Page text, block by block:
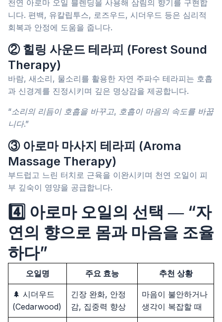
천연 아로마 오일 블렌딩을 사용해 삼림의 향기를 구현합
니다. 편백, 유칼립투스, 로즈우드, 시더우드 등은 심리적
회복과 안정에 도움을 줍니다.
② 힐링 사운드 테라피 (Forest Sound
Therapy)
바람, 새소리, 물소리를 활용한 자연 주파수 테라피는 호흡
과 신경계를 진정시키며 깊은 명상감을 제공합니다.
“소리의 리듬이 호흡을 바꾸고, 호흡이 마음의 속도를 바꿉
니다.”
③ 아로마 마사지 테라피 (Aroma
Massage Therapy)
부드럽고 느린 터치로 근육을 이완시키며 천연 오일이 피
부 깊숙이 영양을 공급합니다.
4️⃣ 아로마 오일의 선택 ― “자
연의 향으로 몸과 마음을 조율
하다”
오일명 주요 효능 추천 상황
🌲 시더우드
(Cedarwood)
긴장 완화, 안정
감, 집중력 향상
마음이 불안하거나
생각이 복잡할 때